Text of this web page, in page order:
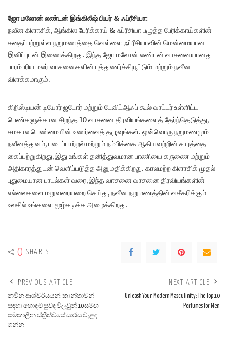
ஜோ மலோன் லண்டன் இங்கிலீஷ் பியர் & ஃப்ரீசியா:
நவீன கிளாசிக், ஆங்கில பேரிக்காய் & ஃப்ரீசியா பழுத்த பேரிக்காய்களின்
சதைப்பற்றுள்ள நறுமணத்தை வெள்ளை ஃப்ரீசியாவின் மென்மையான
இனிப்புடன் இணைக்கிறது. இந்த ஜோ மலோன் லண்டன் வாசனையானது
பாரம்பரிய மலர் வாசனைகளின் புத்துணர்ச்சியூட்டும் மற்றும் நவீன
விளக்கமாகும்.
கிறிஸ்டியன் டியோர் ஜடோர் மற்றும் டேவிட்ஆஃப் கூல் வாட்டர் உள்ளிட்ட
பெண்களுக்கான சிறந்த 10 வாசனை திரவியங்களைத் தேர்ந்தெடுத்து,
சமகால பெண்மையின் உணர்வைத் தழுவுங்கள். ஒவ்வொரு நறுமணமும்
நவீனத்துவம், படைப்பாற்றல் மற்றும் நம்பிக்கை ஆகியவற்றின் சாரத்தை
கைப்பற்றுகிறது, இது உங்கள் தனித்துவமான பாணியை கருணை மற்றும்
அதிகாரத்துடன் வெளிப்படுத்த அனுமதிக்கிறது. காலமற்ற கிளாசிக் முதல்
புதுமையான பாடல்கள் வரை, இந்த வாசனை வாசனை திரவியங்களின்
எல்லைகளை மறுவரையறை செய்து, நவீன நறுமணத்தின் வசீகரிக்கும்
உலகில் உங்களை மூழ்கடிக்க அழைக்கிறது.
0 SHARES
PREVIOUS ARTICLE
නවීන ආශ්චර්යයන්: කාන්තාවන්
සඳහා හොඳම සුවඳ විලවුන් 10 සමඟ
සමකාලීන ස්ත්‍රීත්වයේ සාරය වැළඳ
ගන්න
NEXT ARTICLE
Unleash Your Modern Masculinity: The Top 10
Perfumes for Men